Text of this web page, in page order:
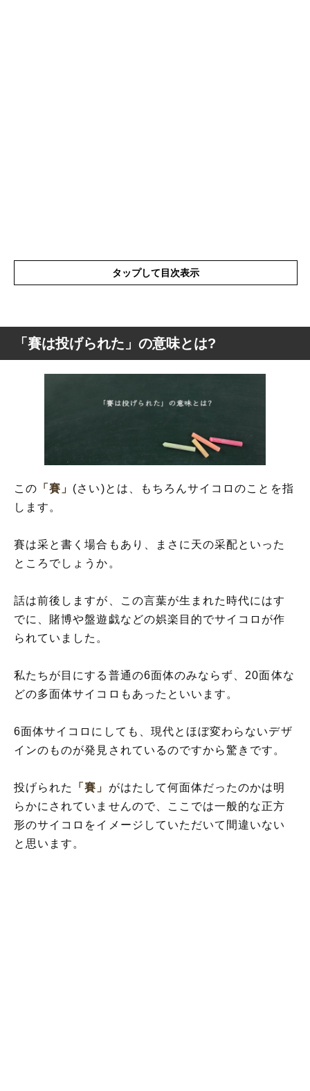
タップして目次表示
「賽は投げられた」の意味とは?
「賽は投げられた」の使い方や例文
「賽は投げられた」を実際に引用した歴史
上の人物
「賽は投げられた」の反対語や似た対義語
「賽は投げられた」の意味とは?
この 「賽」 (さい)とは、もちろんサイコロのことを指
します。
賽は采と書く場合もあり、まさに天の采配といった
ところでしょうか。
話は前後しますが、この言葉が生まれた時代にはす
でに、賭博や盤遊戯などの娯楽目的でサイコロが作
られていました。
私たちが目にする普通の6面体のみならず、20面体な
どの多面体サイコロもあったといいます。
6面体サイコロにしても、現代とほぼ変わらないデザ
インのものが発見されているのですから驚きです。
投げられた 「賽」 がはたして何面体だったのかは明
らかにされていませんので、ここでは一般的な正方
形のサイコロをイメージしていただいて間違いない
と思います。